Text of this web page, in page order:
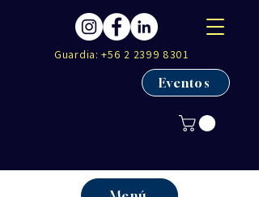
Guardia:+56 2 2399 8301
Eventos